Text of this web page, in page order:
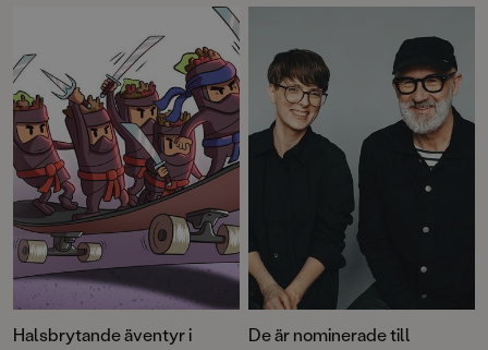
den älskade SVT-serien Tjejer och häng med i deras vardag där
kompisarna betyder allt. Och läs en somrig berättelse om vänskap
som förändras – och om att slut faktiskt kan vara början på nåt nytt.
Välkommen till en ny fullmatad bokmånad!
Halsbrytande äventyr i
De är nominerade till